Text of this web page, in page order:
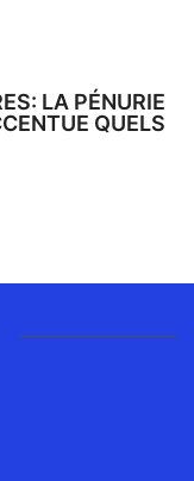
LA PÉNURIE
QUELS